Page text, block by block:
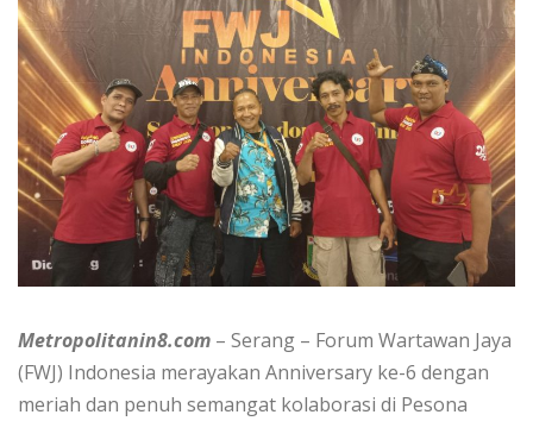
Metropolitanin8.com – Serang – Forum Wartawan Jaya
(FWJ) Indonesia merayakan Anniversary ke-6 dengan
meriah dan penuh semangat kolaborasi di Pesona